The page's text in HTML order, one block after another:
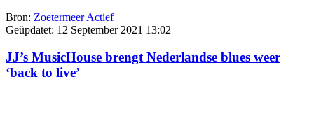
Bron: Zoetermeer Actief
Geüpdatet: 12 September 2021 13:02
JJ’s MusicHouse brengt Nederlandse blues weer
‘back to live’